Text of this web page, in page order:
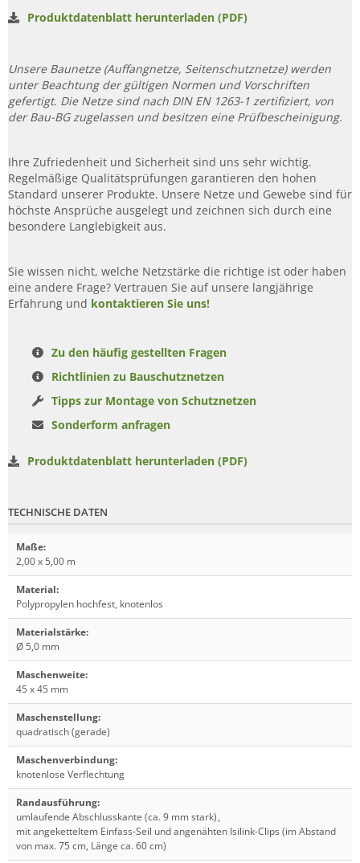
Produktdatenblatt herunterladen (PDF)
Unsere Baunetze (Auffangnetze, Seitenschutznetze) werden
unter Beachtung der gültigen Normen und Vorschriften
gefertigt. Die Netze sind nach DIN EN 1263-1 zertifiziert, von
der Bau-BG zugelassen und besitzen eine Prüfbescheinigung.
Ihre Zufriedenheit und Sicherheit sind uns sehr wichtig.
Regelmäßige Qualitätsprüfungen garantieren den hohen
Standard unserer Produkte. Unsere Netze und Gewebe sind für
höchste Ansprüche ausgelegt und zeichnen sich durch eine
besondere Langlebigkeit aus.
Sie wissen nicht, welche Netzstärke die richtige ist oder haben
eine andere Frage? Vertrauen Sie auf unsere langjährige
Erfahrung und kontaktieren Sie uns!
Zu den häufig gestellten Fragen
Richtlinien zu Bauschutznetzen
Tipps zur Montage von Schutznetzen
Sonderform anfragen
Produktdatenblatt herunterladen (PDF)
TECHNISCHE DATEN
Maße:
2,00 x 5,00 m
Material:
Polypropylen hochfest, knotenlos
Materialstärke:
Ø 5,0 mm
Maschenweite:
45 x 45 mm
Maschenstellung:
quadratisch (gerade)
Maschenverbindung:
knotenlose Verflechtung
Randausführung:
umlaufende Abschlusskante (ca. 9 mm stark),
mit angeketteltem Einfass-Seil und angenähten Isilink-Clips (im Abstand
von max. 75 cm, Länge ca. 60 cm)